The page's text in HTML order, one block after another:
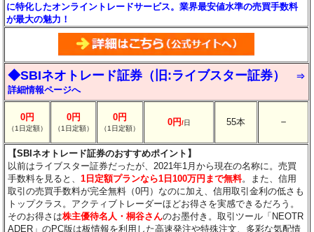
に特化したオンライントレードサービス。業界最安値水準の売買手数料
が最大の魅力！
◆SBIネオトレード証券（旧:ライブスター証券）
⇒
詳細情報ページへ
0円
（1日定額）
0円
（1日定額）
0円
（1日定額）
0円/日 55本 －
【SBIネオトレード証券のおすすめポイント】
以前はライブスター証券だったが、2021年1月から現在の名称に。売買
手数料を見ると、1日定額プランなら1日100万円まで無料。また、信用
取引の売買手数料が完全無料（0円）なのに加え、信用取引金利の低さも
トップクラス。アクティブトレーダーほどお得さを実感できるだろう。
そのお得さは株主優待名人・桐谷さんのお墨付き。取引ツール「NEOTR
ADER」のPC版は板情報を利用した高速発注や特殊注文、多彩な気配情